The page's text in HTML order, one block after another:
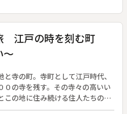
江戸の時を刻む町
～
寺の町。寺町として江戸時代、
０の寺を残す。その寺々の高いい
この地に住み続ける住人たちの低
下町庶民のふだん着の暮らしが息